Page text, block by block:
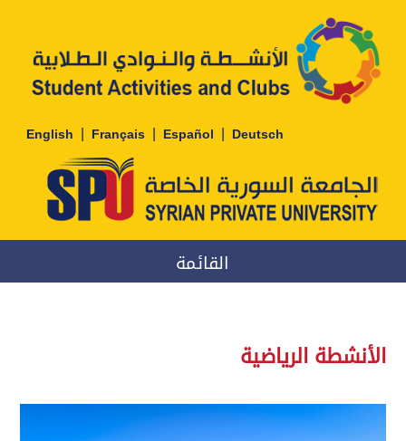
English | Français | Español | Deutsch
القائمة
الأنشطة الرياضية